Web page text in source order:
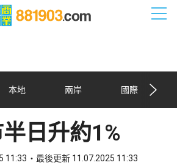
本地 兩岸 國際
日升約1%
11:33 最後更新 11.07.2025 11:33